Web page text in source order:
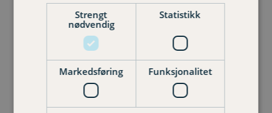
Vevang barnehage, Hustadvika kommune
Utsyn barnehage, Hustadvika kommune
Eide barnehage, Hustadvika kommune
Lykkeliten barnehage, Gjemnes kommune
Astaddalen museums-og friluftsbarnehage,
Gjemnes kommune
Solsiden barnehage, Averøy kommune
Strengt
nødvendig
Statistikk
Markedsføring Funksjonalitet